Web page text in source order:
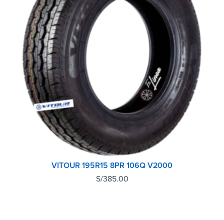
VITOUR 195R15 8PR 106Q V2000
S/385.00